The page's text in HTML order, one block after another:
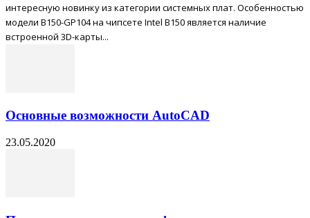
интересную новинку из категории системных плат. Особенностью
модели B150-GP104 на чипсете Intel B150 является наличие
встроенной 3D-карты...
Основные возможности AutoCAD
23.05.2020